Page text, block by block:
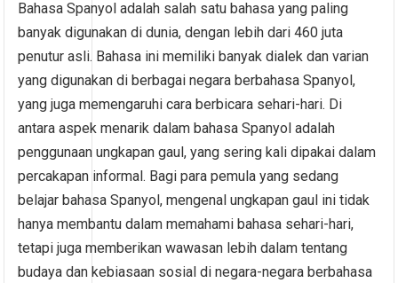
Bahasa Spanyol adalah salah satu bahasa yang paling
banyak digunakan di dunia, dengan lebih dari 460 juta
penutur asli. Bahasa ini memiliki banyak dialek dan varian
yang digunakan di berbagai negara berbahasa Spanyol,
yang juga memengaruhi cara berbicara sehari-hari. Di
antara aspek menarik dalam bahasa Spanyol adalah
penggunaan ungkapan gaul, yang sering kali dipakai dalam
percakapan informal. Bagi para pemula yang sedang
belajar bahasa Spanyol, mengenal ungkapan gaul ini tidak
hanya membantu dalam memahami bahasa sehari-hari,
tetapi juga memberikan wawasan lebih dalam tentang
budaya dan kebiasaan sosial di negara-negara berbahasa